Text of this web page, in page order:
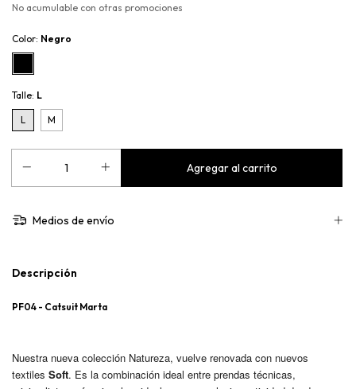
No acumulable con otras promociones
Color: Negro
Talle: L
L M
Medios de envío
Descripción
PF04 - Catsuit Marta
Nuestra nueva colección Natureza, vuelve renovada con nuevos
textiles Soft. Es la combinación ideal entre prendas técnicas,